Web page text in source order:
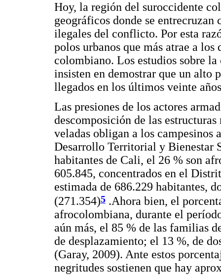
Hoy, la región del suroccidente
geográficos donde se
ilegales del conflicto. Por esta
polos urbanos que más atrae a
colombiano. Los estudios sobre
insisten en demostrar que un alto
llegados en los últimos veinte
Las presiones de los actores
descomposición de las
veladas obligan a los campesinos
Desarrollo Territorial y Bienestar
habitantes de Cali, el 26 % son
605.845, concentrados en el
estimada de 686.229 habitantes,
(271.354)5 .Ahora bien, el
afrocolombiana, durante el
aún más, el 85 % de las familias
de desplazamiento; el 13 %, de
(Garay, 2009). Ante estos
negritudes sostienen que hay